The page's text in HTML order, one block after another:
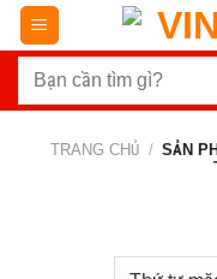
Chuyển
đến
dung
Tìm
kiếm:
TRANG CHỦ / SẢN